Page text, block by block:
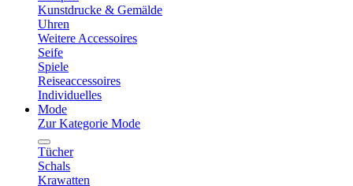
Kunstdrucke & Gemälde
Uhren
Weitere Accessoires
Seife
Spiele
Reiseaccessoires
Individuelles
Mode
Zur Kategorie Mode
Tücher
Schals
Krawatten